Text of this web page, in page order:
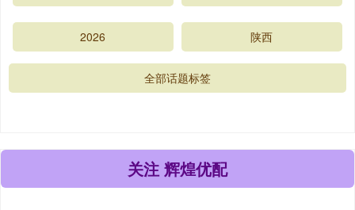
2026 陕西
全部话题标签
关注 辉煌优配